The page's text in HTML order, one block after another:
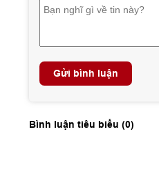
Gửi bình luận
Bình luận tiêu biểu (0)